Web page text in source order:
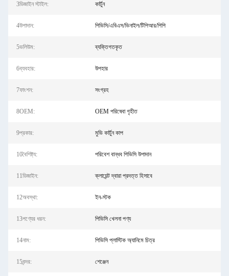
3ডিজাইন স্টাইল: কার্টুন
4উপাদান: পিভিসি/এবিএস/ভিনাইল/টিপিআর/পিপি
5ভলিউম: ব্যক্তিগতকৃত
6ব্যবহার: উপহার
7ফাংশন: সংগ্রহ
8OEM: OEM পরিষেবা গৃহীত
9প্রকার: মুভি কার্টুন কাপ
10বৈশিষ্ট্য: পরিবেশ বান্ধব পিভিসি উপাদান
11ডিজাইন: ক্লায়েন্ট দ্বারা প্রদত্ত হিসাবে
12অবস্থা: ইন-স্টক
13পণ্যের ধরন: পিভিসি খেলনা পণ্য
14নাম: পিভিসি প্লাস্টিক অ্যানিমে চিত্র
15বন্দর: শেঞ্জেন